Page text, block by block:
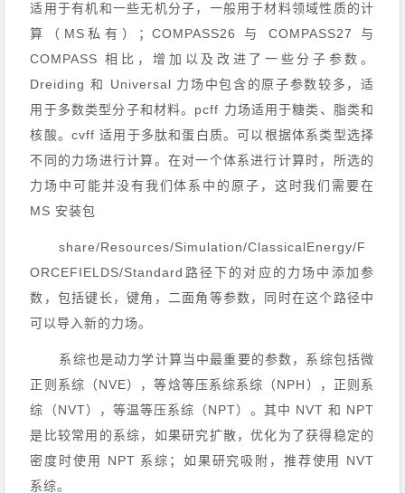
适用于有机和一些无机分子，一般用于材料领域性质的计
算（MS私有）；COMPASS26 与 COMPASS27 与
COMPASS 相比，增加以及改进了一些分子参数。
Dreiding 和 Universal 力场中包含的原子参数较多，适
用于多数类型分子和材料。pcff 力场适用于糖类、脂类和
核酸。cvff 适用于多肽和蛋白质。可以根据体系类型选择
不同的力场进行计算。 在对一个体系进行计算时，所选的
力场中可能并没有我们体系中的原子，这时我们需要在
MS 安装包
share/Resources/Simulation/ClassicalEnergy/F
ORCEFIELDS/Standard路径下的对应的力场中添加参
数，包括键长，键角，二面角等参数，同时在这个路径中
可以导入新的力场。
系综也是动力学计算当中最重要的参数，系综包括微
正则系综（NVE），等焓等压系综系综（NPH），正则系
综（NVT），等温等压系综（NPT）。其中 NVT 和 NPT
是比较常用的系综，如果研究扩散，优化为了获得稳定的
密度时使用 NPT 系综；如果研究吸附，推荐使用 NVT
系综。